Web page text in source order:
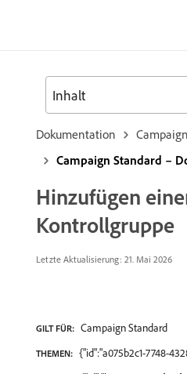
Dokumentation
Campaign
Campaign Standard –
Hinzufügen
Kontrollgruppe
Letzte Aktualisierung: 21. Mai 2026
GILT FÜR: Campaign Standard
THEMEN: {"id":"a075b2c1-7748-
Inhalt